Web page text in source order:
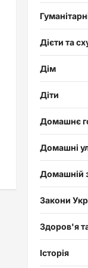
Дієти та
Дім
Діти
Домашнє
Домашні
Домашній
Закони
Здоров'я
Історія